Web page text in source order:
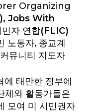
Organizing
Jobs With
자 연합(FLIC)
노동자, 종교계
뮤니티 지도자
에 태만한 정부에
체와 활동가들은
모여 미 시민권자